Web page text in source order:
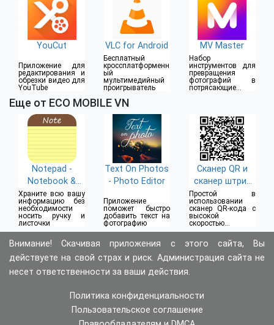
YouCut
Приложение для
редактирования и
обрезки видео для
YouTube
VLC for Android
Бесплатный
кроссплатформенн
ый
мультимедийный
проигрыватель
MV Master
Набор
инструментов для
превращения
фотографий в
потрясающие
Еще от ECO MOBILE VN
Notepad -
Notebook &
Notes
Храните всю вашу
информацию без
необходимости
носить ручку и
листочки
Text On Photos
- Photo Editor
Приложение
поможет быстро
добавить текст на
фотографию
Сканер QR и
сканер штрих
кодов
Простой в
использовании
сканер QR-кода с
высокой
скоростью
декодирования
Внимание! Скачивая приложения с этого сайта, Вы
действуете на свой страх и риск. Администрация сайта не
несет ответственности за ваши действия.
Политика конфиденциальности
Пользовательское соглашение